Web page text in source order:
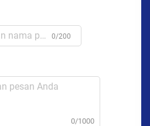
0/200
0/1000